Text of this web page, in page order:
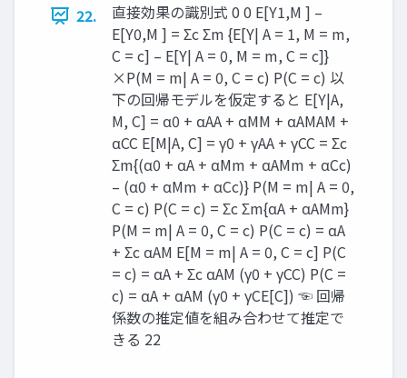
22.
直接効果の識別式 0 0 E[Y1,M ] –
E[Y0,M ] = Σc Σm {E[Y| A = 1, M = m,
C = c] – E[Y| A = 0, M = m, C = c]}
×P(M = m| A = 0, C = c) P(C = c) 以
下の回帰モデルを仮定すると E[Y|A,
M, C] = α0 + αAA + αMM + αAMAM +
αCC E[M|A, C] = γ0 + γAA + γCC = Σc
Σm{(α0 + αA + αMm + αAMm + αCc)
– (α0 + αMm + αCc)} P(M = m| A = 0,
C = c) P(C = c) = Σc Σm{αA + αAMm}
P(M = m| A = 0, C = c) P(C = c) = αA
+ Σc αAM E[M = m| A = 0, C = c] P(C
= c) = αA + Σc αAM (γ0 + γCC) P(C =
c) = αA + αAM (γ0 + γCE[C]) ☜ 回帰
係数の推定値を組み合わせて推定で
きる 22